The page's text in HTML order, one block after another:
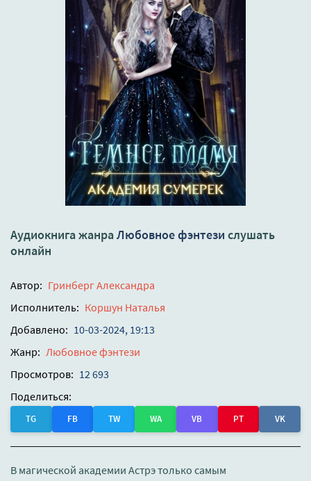
Аудиокнига жанра Любовное фэнтези слушать
онлайн
Автор: Гринберг Александра
Исполнитель: Коршун Наталья
Добавлено: 10-03-2024, 19:13
Жанр: Любовное фэнтези
Просмотров: 12 693
Поделиться:
TG FB TW WA VB PT VK
В магической академии Астрэ только самым